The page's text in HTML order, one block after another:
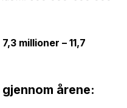
millioner – 11,7
årene: